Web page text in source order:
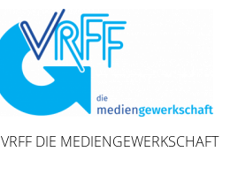
VRFF DIE MEDIENGEWERKSCHAFT